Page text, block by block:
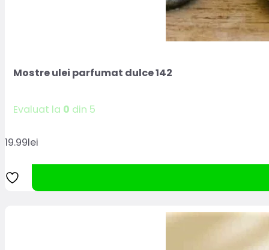
Mostre ulei parfumat dulce 142
Evaluat la 0 din 5
19.99lei